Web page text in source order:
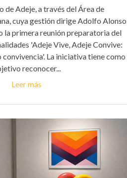
de Adeje, a través del Área de
cuya gestión dirige Adolfo Alonso
la primera reunión preparatoria del
'Adeje Vive, Adeje Convive:
La iniciativa tiene como
reconocer...
Leer más